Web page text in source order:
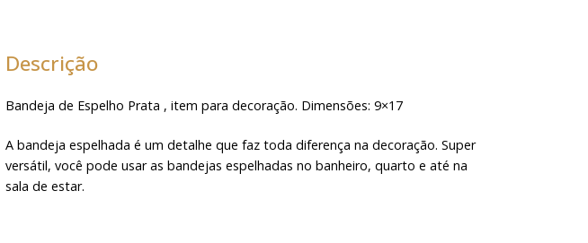
Descrição
Bandeja de Espelho Prata , item para decoração. Dimensões: 9×17
A bandeja espelhada é um detalhe que faz toda diferença na decoração. Super
versátil, você pode usar as bandejas espelhadas no banheiro, quarto e até na
sala de estar.